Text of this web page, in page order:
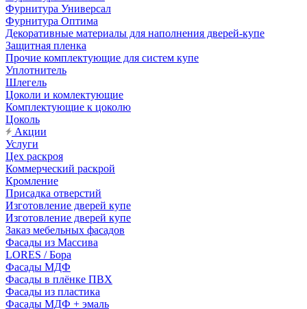
Фурнитура Универсал
Фурнитура Оптима
Декоративные материалы для наполнения дверей-купе
Защитная пленка
Прочие комплектующие для систем купе
Уплотнитель
Шлегель
Цоколи и комлектующие
Комплектующие к цоколю
Цоколь
Акции
Услуги
Цех раскроя
Коммерческий раскрой
Кромление
Присадка отверстий
Изготовление дверей купе
Изготовление дверей купе
Заказ мебельных фасадов
Фасады из Массива
LORES / Бора
Фасады МДФ
Фасады в плёнке ПВХ
Фасады из пластика
Фасады МДФ + эмаль